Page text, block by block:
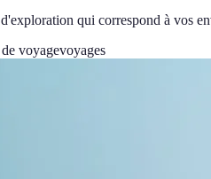
qui correspond à vos
voyagevoyages